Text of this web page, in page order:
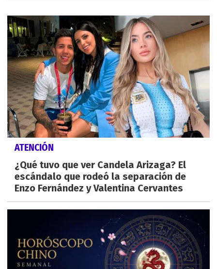
ATENCIÓN
¿Qué tuvo que ver Candela Arizaga? El
escándalo que rodeó la separación de
Enzo Fernández y Valentina Cervantes